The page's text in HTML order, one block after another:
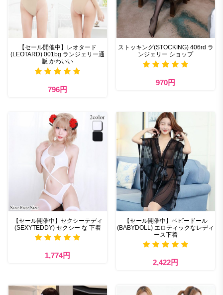
【セール開催中】レオタード
(LEOTARD) 001bg ランジェリー通
販 かわいい
796円
ストッキング(STOCKING) 406rd ラ
ンジェリー ショップ
970円
【セール開催中】セクシーテディ
(SEXYTEDDY) セクシー な 下着
1,774円
【セール開催中】ベビードール
(BABYDOLL) エロティックなレディ
ース下着
2,422円